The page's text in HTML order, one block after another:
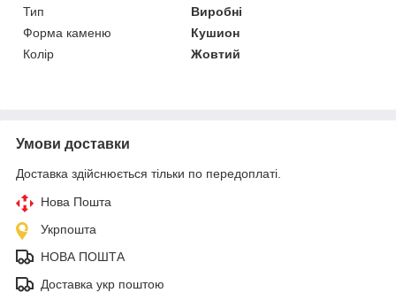
Тип
Виробні
Форма каменю
Кушион
Колір
Жовтий
Умови доставки
Доставка здійснюється тільки по передоплаті.
Нова Пошта
Укрпошта
НОВА ПОШТА
Доставка укр поштою